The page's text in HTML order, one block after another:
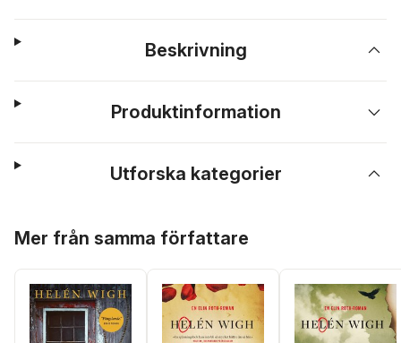
Beskrivning
Produktinformation
Utforska kategorier
Mer från samma författare